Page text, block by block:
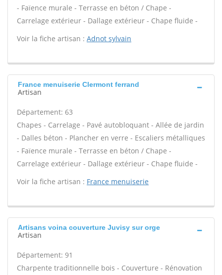
- Faïence murale - Terrasse en béton / Chape -
Carrelage extérieur - Dallage extérieur - Chape fluide -
Voir la fiche artisan : Adnot sylvain
France menuiserie Clermont ferrand
Artisan
Département: 63
Chapes - Carrelage - Pavé autobloquant - Allée de jardin
- Dalles béton - Plancher en verre - Escaliers métalliques
- Faïence murale - Terrasse en béton / Chape -
Carrelage extérieur - Dallage extérieur - Chape fluide -
Voir la fiche artisan : France menuiserie
Artisans voina couverture Juvisy sur orge
Artisan
Département: 91
Charpente traditionnelle bois - Couverture - Rénovation